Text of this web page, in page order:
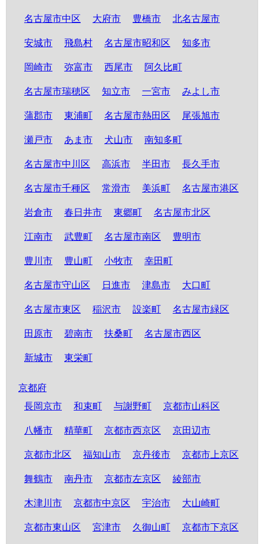
名古屋市中区 大府市 豊橋市 北名古屋市
安城市 飛島村 名古屋市昭和区 知多市
岡崎市 弥富市 西尾市 阿久比町
名古屋市瑞穂区 知立市 一宮市 みよし市
蒲郡市 東浦町 名古屋市熱田区 尾張旭市
瀬戸市 あま市 犬山市 南知多町
名古屋市中川区 高浜市 半田市 長久手市
名古屋市千種区 常滑市 美浜町 名古屋市港区
岩倉市 春日井市 東郷町 名古屋市北区
江南市 武豊町 名古屋市南区 豊明市
豊川市 豊山町 小牧市 幸田町
名古屋市守山区 日進市 津島市 大口町
名古屋市東区 稲沢市 設楽町 名古屋市緑区
田原市 碧南市 扶桑町 名古屋市西区
新城市 東栄町
京都府
長岡京市
和束町 与謝野町 京都市山科区
八幡市 精華町 京都市西京区 京田辺市
京都市北区 福知山市 京丹後市 京都市上京区
舞鶴市 南丹市 京都市左京区 綾部市
木津川市 京都市中京区 宇治市 大山崎町
京都市東山区 宮津市 久御山町 京都市下京区